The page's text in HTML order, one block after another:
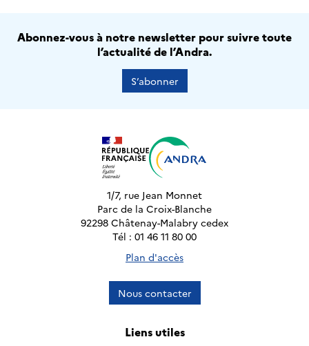
Abonnez-vous à notre newsletter pour suivre toute
l’actualité de l’Andra.
S’abonner
1/7, rue Jean Monnet
Parc de la Croix-Blanche
92298 Châtenay-Malabry cedex
Tél : 01 46 11 80 00
Plan d'accès
Nous contacter
Liens utiles